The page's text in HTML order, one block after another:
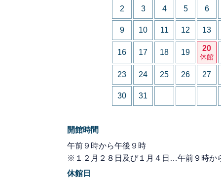
2 3 4 5 6
9 10 11 12 13
16 17 18 19 20
休館
23 24 25 26 27
30 31
開館時間
午前９時から午後９時
※１２月２８日及び１月４日…午前９時か
休館日